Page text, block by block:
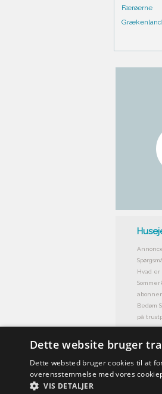
Færøerne
Grækenland
Hvad er
Bedøm
på
Dette website bruger
Dette websted bruger cookies til at
overensstemmelse med vores
VIS DETALJER